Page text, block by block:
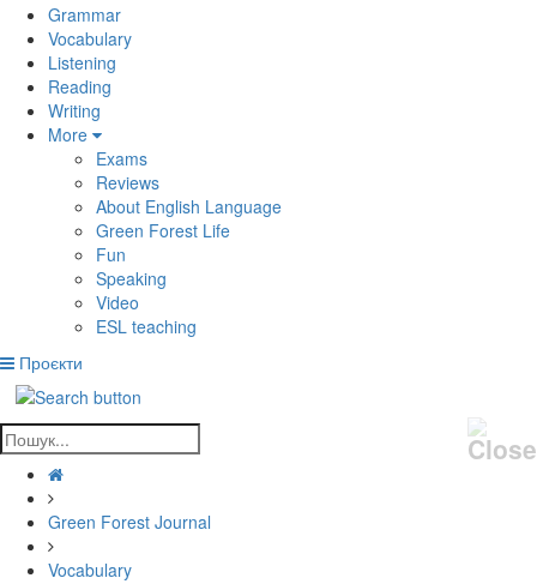
Grammar
Vocabulary
Listening
Reading
Writing
More
Exams
Reviews
About English Language
Green Forest Life
Fun
Speaking
Video
ESL teaching
Проєкти
Green Forest Journal
Vocabulary